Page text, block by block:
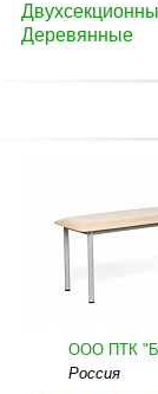
Деревянные
ООО ПТК
Россия